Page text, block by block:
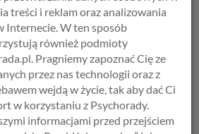
to pierwszy krok do powrotu
blisko, swobodnie? Libido karmi
– to osoby, które mogą pomóc
i zaproponować skuteczne wsparcie.
treści i reklam oraz analizowania
Internecie. W ten sposób
również podmioty
Pragniemy zapoznać Cię ze
przez nas technologii oraz z
wejdą w życie, tak aby dać Ci
w korzystaniu z Psychorady.
informacjami przed przejściem